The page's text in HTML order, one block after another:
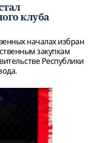
клуба
началах избран
закупкам
Республики